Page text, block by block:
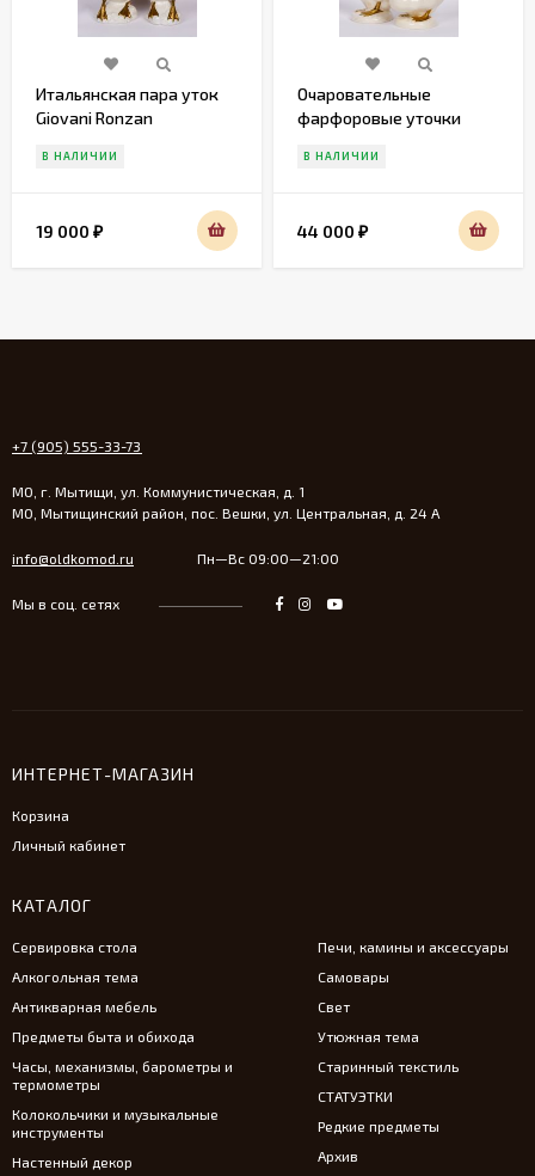
Итальянская пара уток
Giovani Ronzan
В НАЛИЧИИ
19 000 ₽
Очаровательные
фарфоровые уточки
В НАЛИЧИИ
44 000 ₽
+7 (905) 555-33-73
МО, г. Мытищи, ул. Коммунистическая, д. 1
МО, Мытищинский район, пос. Вешки, ул. Центральная, д. 24 А
info@oldkomod.ru Пн—Вс 09:00—21:00
Мы в соц. сетях
ИНТЕРНЕТ-МАГАЗИН
Корзина
Личный кабинет
КАТАЛОГ
Сервировка стола
Алкогольная тема
Антикварная мебель
Предметы быта и обихода
Часы, механизмы, барометры и
термометры
Колокольчики и музыкальные
инструменты
Настенный декор
Печи, камины и аксессуары
Самовары
Свет
Утюжная тема
Старинный текстиль
СТАТУЭТКИ
Редкие предметы
Архив